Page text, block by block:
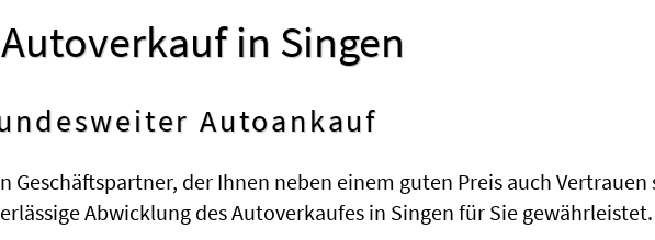
in Singen
Autoankauf
Geschäftspartner, der Ihnen neben einem guten Preis auch
Abwicklung des Autoverkaufes in Singen für Sie gewährleistet.